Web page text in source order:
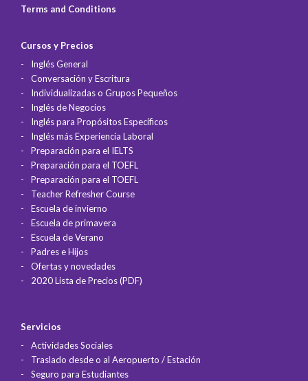
Terms and Conditions
Cursos y Precios
Inglés General
Conversación y Escritura
Individualizadas o Grupos Pequeños
Inglés de Negocios
Inglés para Propósitos Específicos
Inglés más Experiencia Laboral
Preparación para el IELTS
Preparación para el TOEFL
Preparación para el TOEFL
Teacher Refresher Course
Escuela de invierno
Escuela de primavera
Escuela de Verano
Padres e Hijos
Ofertas y novedades
2020 Lista de Precios (PDF)
Servicios
Actividades Sociales
Traslado desde o al Aeropuerto / Estación
Seguro para Estudiantes